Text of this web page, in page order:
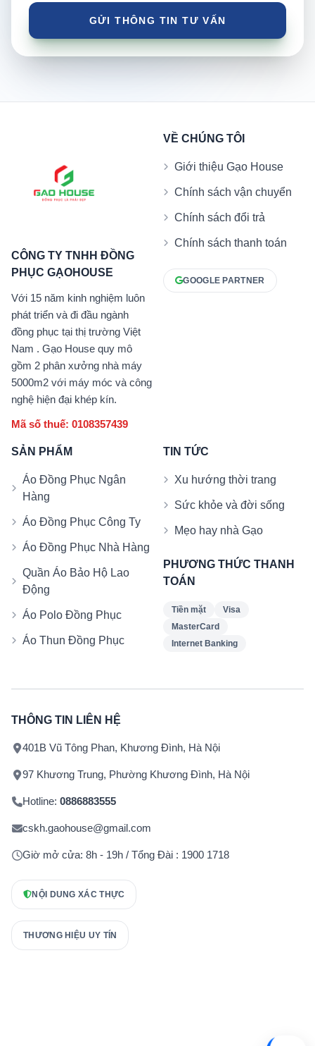
CÔNG TY TNHH ĐỒNG
PHỤC GẠOHOUSE
Với 15 năm kinh nghiệm luôn
phát triển và đi đầu ngành
đồng phục tại thị trường Việt
Nam . Gạo House quy mô
gồm 2 phân xưởng nhà máy
5000m2 với máy móc và công
nghệ hiện đại khép kín.
Mã số thuế: 0108357439
VỀ CHÚNG TÔI
Giới thiệu Gạo House
Chính sách vận chuyển
Chính sách đổi trả
Chính sách thanh toán
GOOGLE PARTNER
SẢN PHẨM
Áo Đồng Phục Ngân
Hàng
Áo Đồng Phục Công Ty
Áo Đồng Phục Nhà Hàng
Quần Áo Bảo Hộ Lao
Động
Áo Polo Đồng Phục
Áo Thun Đồng Phục
TIN TỨC
Xu hướng thời trang
Sức khỏe và đời sống
Mẹo hay nhà Gạo
PHƯƠNG THỨC THANH
TOÁN
Tiền mặt
Visa
MasterCard
Internet Banking
THÔNG TIN LIÊN HỆ
401B Vũ Tông Phan, Khương Đình, Hà Nội
97 Khương Trung, Phường Khương Đình, Hà Nội
Hotline: 0886883555
cskh.gaohouse@gmail.com
Giờ mở cửa: 8h - 19h / Tổng Đài : 1900 1718
NỘI DUNG XÁC THỰC
THƯƠNG HIỆU UY TÍN